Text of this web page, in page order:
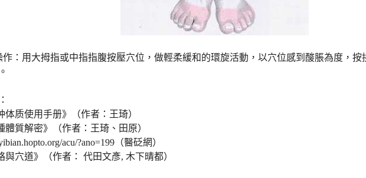
作：用大拇指或中指指腹按壓穴位，做輕柔緩和的環旋活動，以穴位感到酸脹為度，按
体质使用手册》（作者：王琦）
體質解密》（作者：王琦、田原）
acu/?ano=199（醫砭網）
與穴道》（作者： 代田文彥, 木下晴都）